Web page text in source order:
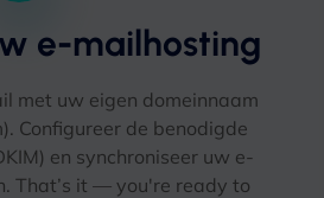
e-mailhosting
met uw eigen domeinnaam
). Configureer de benodigde
en synchroniseer uw e-
That’s it — you're ready to